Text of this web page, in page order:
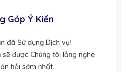
Góp Ý Kiến
đã Sử dụng Dịch vụ!
sẽ được Chúng tôi lắng nghe
hồi sớm nhất.